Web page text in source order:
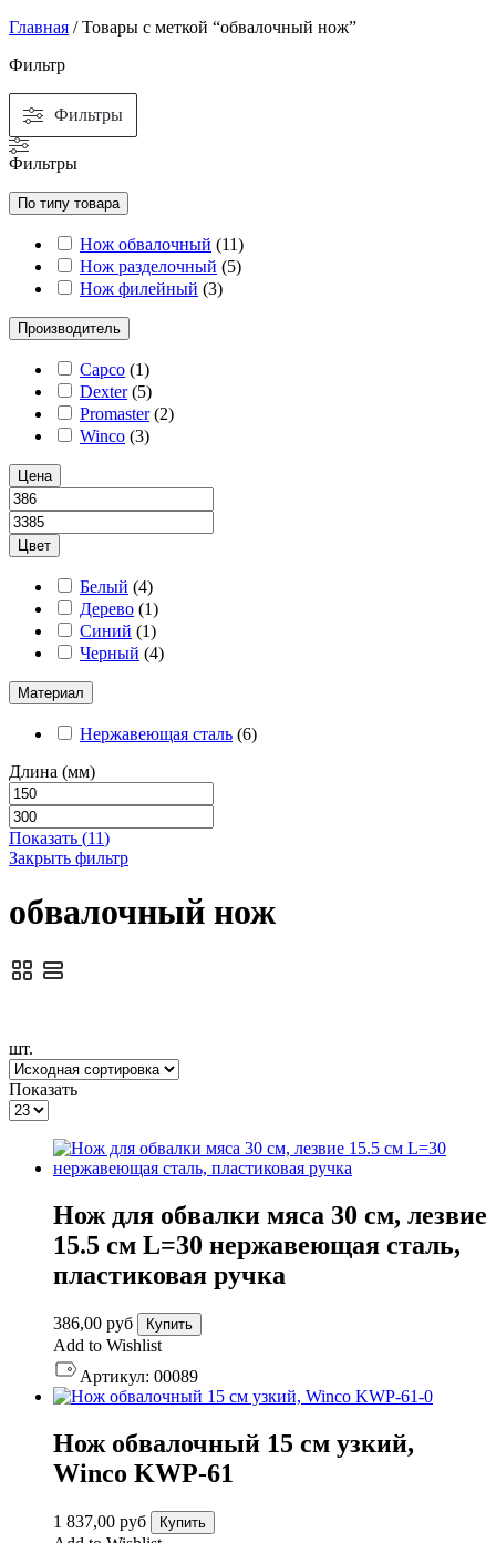
Главная / Товары с меткой “обвалочный нож”
Фильтр
Фильтры
Фильтры
По типу товара
Нож обвалочный (11)
Нож разделочный (5)
Нож филейный (3)
Производитель
Capco (1)
Dexter (5)
Promaster (2)
Winco (3)
Цена
Цвет
Белый (4)
Дерево (1)
Синий (1)
Черный (4)
Материал
Нержавеющая сталь (6)
Длина (мм)
Показать (11)
Закрыть фильтр
обвалочный нож
шт.
Показать
Нож для обвалки мяса 30 см, лезвие
15.5 см L=30 нержавеющая сталь,
пластиковая ручка
386,00 руб Купить
Add to Wishlist
Артикул: 00089
Нож обвалочный 15 см узкий,
Winco KWP-61
1 837,00 руб Купить